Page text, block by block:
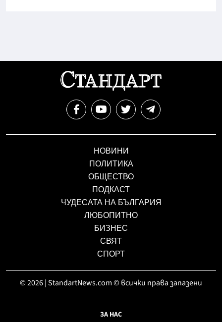
НОВИНИ
ПОЛИТИКА
ОБЩЕСТВО
ПОДКАСТ
ЧУДЕСАТА НА БЪЛГАРИЯ
ЛЮБОПИТНО
БИЗНЕС
СВЯТ
СПОРТ
© 2026 | StandartNews.com © всички права запазени
ЗА НАС